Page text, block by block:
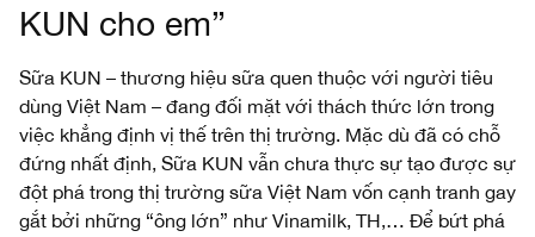
KUN cho em”
Sữa KUN – thương hiệu sữa quen thuộc với người tiêu
dùng Việt Nam – đang đối mặt với thách thức lớn trong
việc khẳng định vị thế trên thị trường. Mặc dù đã có chỗ
đứng nhất định, Sữa KUN vẫn chưa thực sự tạo được sự
đột phá trong thị trường sữa Việt Nam vốn cạnh tranh gay
gắt bởi những “ông lớn” như Vinamilk, TH,… Để bứt phá